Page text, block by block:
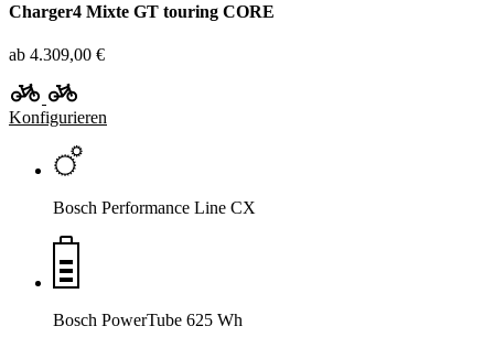
Charger4 Mixte GT touring CORE
ab 4.309,00 €
Konfigurieren
Bosch Performance Line CX
Bosch PowerTube 625 Wh